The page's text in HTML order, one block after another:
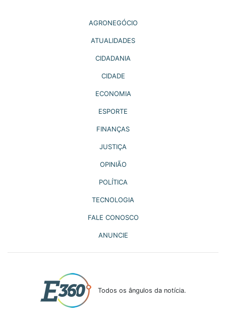
AGRONEGÓCIO
ATUALIDADES
CIDADANIA
CIDADE
ECONOMIA
ESPORTE
FINANÇAS
JUSTIÇA
OPINIÃO
POLÍTICA
TECNOLOGIA
FALE CONOSCO
ANUNCIE
Todos os ângulos da notícia.